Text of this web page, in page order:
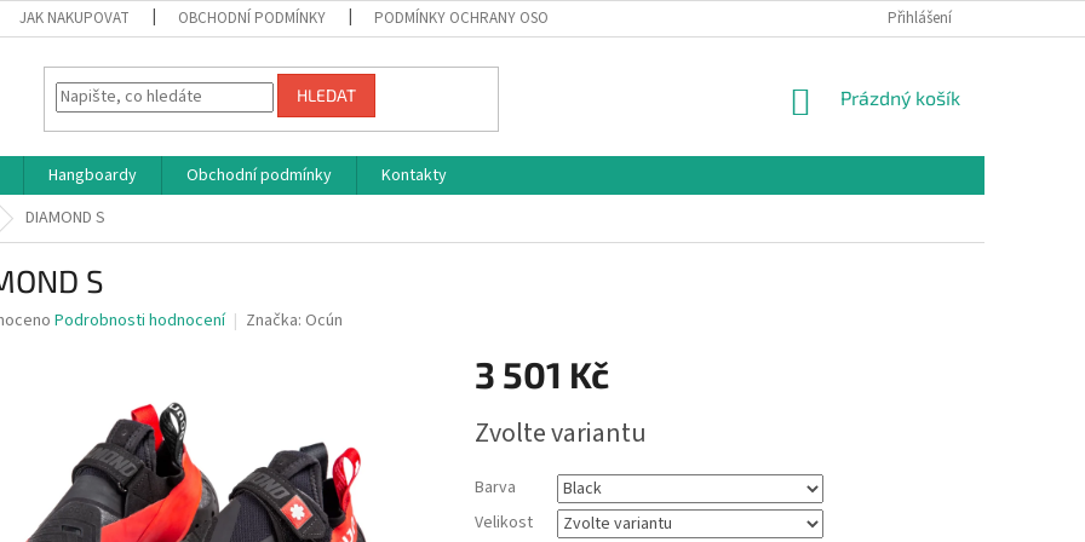
JAK NAKUPOVAT OBCHODNÍ PODMÍNKY PODMÍNKY OCHRANY OSOBNÍCH ÚDAJŮ Přihlášení
HLEDAT
NÁKUPNÍ
Prázdný košík
Hangboardy Obchodní podmínky
Kontakty
DIAMOND S
S
Podrobnosti hodnocení Značka: Ocún
3 501 Kč
cena:
Zvolte variantu
Barva
Velikost